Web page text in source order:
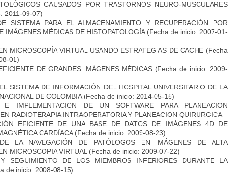
CAUSADOS POR TRASTORNOS NEURO-MUSCULARES
2011-09-07)
SISTEMA PARA EL ALMACENAMIENTO Y RECUPERACIÓN POR
IMÁGENES MÉDICAS DE HISTOPATOLOGÍA(Fecha de inicio: 2007-01-
MICROSCOPÍA VIRTUAL USANDO ESTRATEGIAS DE CACHE (Fecha
01)
DE GRANDES IMÁGENES MÉDICAS (Fecha de inicio: 2009-
SISTEMA DE INFORMACIÓN DEL HOSPITAL UNIVERSITARIO DE LA
DE COLOMBIA (Fecha de inicio: 2014-05-15)
E IMPLEMENTACION DE UN SOFTWARE PARA PLANEACION
RADIOTERAPIA INTRAOPERATORIA Y PLANEACION QUIRURGICA
EFICIENTE DE UNA BASE DE DATOS DE IMÁGENES 4D DE
CARDÍACA(Fecha de inicio: 2009-08-23)
DE LA NAVEGACIÓN DE PATÓLOGOS EN IMÁGENES DE ALTA
MICROSCOPIA VIRTUAL (Fecha de inicio: 2009-07-22)
Y SEGUIMIENTO DE LOS MIEMBROS INFERIORES DURANTE LA
de inicio: 2008-08-15)